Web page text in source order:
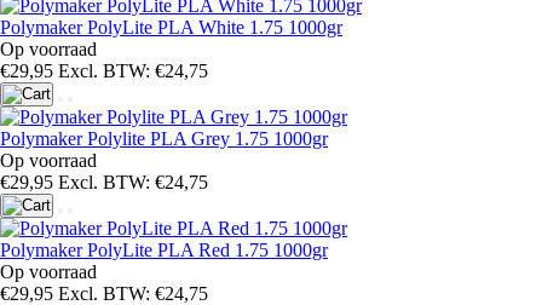
Polymaker PolyLite PLA White 1.75 1000gr
Op voorraad
€29,95 Excl. BTW: €24,75
Polymaker Polylite PLA Grey 1.75 1000gr
Op voorraad
€29,95 Excl. BTW: €24,75
Polymaker PolyLite PLA Red 1.75 1000gr
Op voorraad
€29,95 Excl. BTW: €24,75